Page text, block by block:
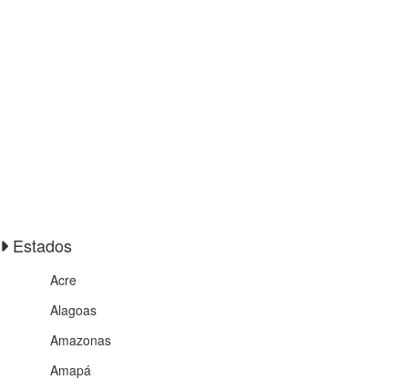
Estados
Acre
Alagoas
Amazonas
Amapá